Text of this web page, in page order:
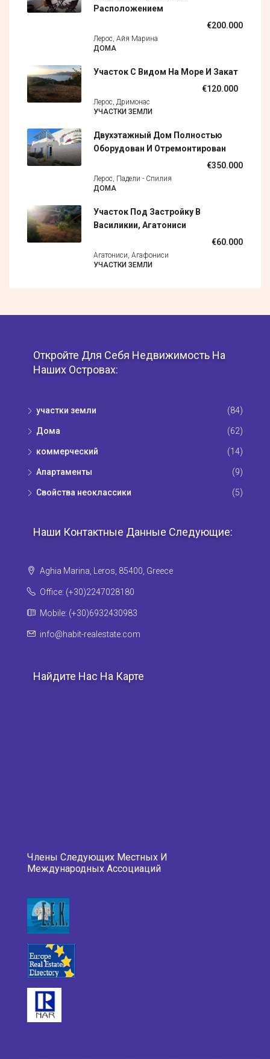
Расположением
€200.000
Лерос, Айя Марина
ДОМА
Участок С Видом На Море И Закат
€120.000
Лерос, Дримонас
УЧАСТКИ ЗЕМЛИ
Двухэтажный Дом Полностью
Оборудован И Отремонтирован
€350.000
Лерос, Падели - Спилия
ДОМА
Участок Под Застройку В
Василикии, Агатониси
€60.000
Агатониси, Агафониси
УЧАСТКИ ЗЕМЛИ
Откройте Для Себя Недвижимость На
Наших Островах:
участки земли (84)
Дома (62)
коммерческий (14)
Апартаменты (9)
Свойства неоклассики (5)
Наши Контактные Данные Следующие:
Aghia Marina, Leros, 85400, Greece
Office: (+30)2247028180
Mobile: (+30)6932430983
info@habit-realestate.com
Найдите Нас На Карте
Члены Следующих Местных И
Международных Ассоциаций